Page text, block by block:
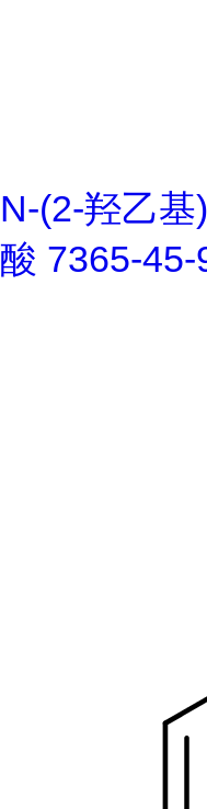
N-(2-羟乙
酸 7365-45-